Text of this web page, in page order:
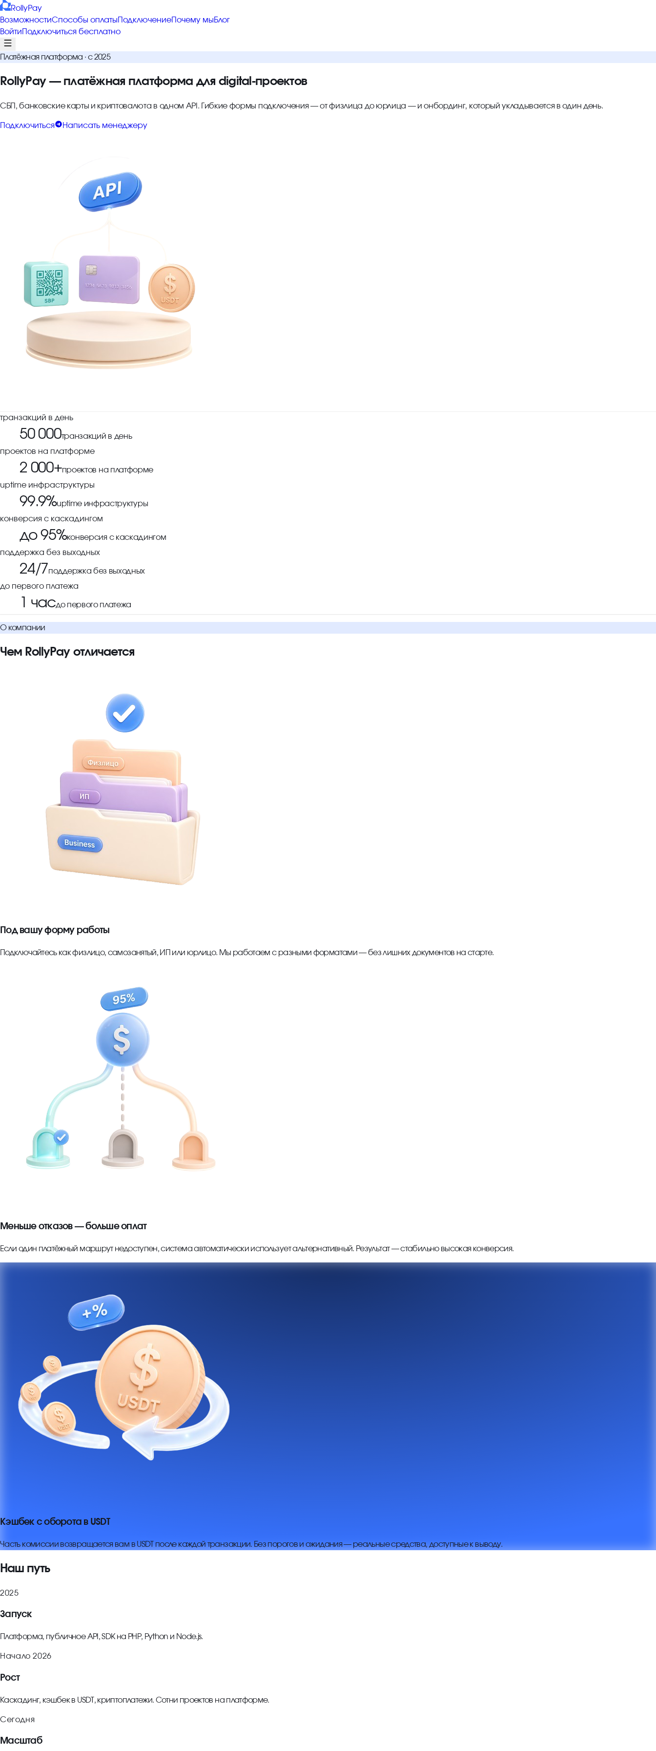
RollyPay
ВозможностиСпособы оплаты Подключение Почему мыБлог
Войти Подключиться бесплатно
Платёжная платформа · с 2025
RollyPay — платёжная платформа для digital-проектов
СБП, банковские карты и криптовалюта в одном API. Гибкие формы подключения — от физлица до юрлица — и онбординг, который укладывается в один день.
Подключиться Написать менеджеру
транзакций в день
50 000транзакций в день
проектов на платформе
2 000+проектов на платформе
uptime инфраструктуры
99.9%uptime инфраструктуры
конверсия с каскадингом
до 95%конверсия с каскадингом
поддержка без выходных
24/7поддержка без выходных
до первого платежа
1 часдо первого платежа
О компании
Чем RollyPay отличается
Под вашу форму работы
Подключайтесь как физлицо, самозанятый, ИП или юрлицо. Мы работаем с разными форматами — без лишних документов на старте.
Меньше отказов — больше оплат
Если один платёжный маршрут недоступен, система автоматически использует альтернативный. Результат — стабильно высокая конверсия.
Кэшбек с оборота в USDT
Часть комиссии возвращается вам в USDT после каждой транзакции. Без порогов и ожидания — реальные средства, доступные к выводу.
Наш путь
2025
Запуск
Платформа, публичное API, SDK на PHP, Python и Node.js.
Начало 2026
Рост
Каскадинг, кэшбек в USDT, криптоплатежи. Сотни проектов на платформе.
Сегодня
Масштаб